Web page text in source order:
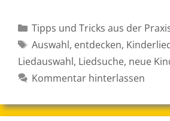
Kategorien
Tipps und Tricks aus der
Schlagwörter
Auswahl, entdecken,
Liedauswahl, Liedsuche, neue
Kommentar hinterlassen